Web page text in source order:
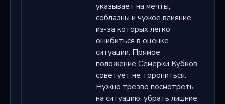
указывает на мечты,
соблазны и чужое влияние,
из-за которых легко
ошибиться в оценке
ситуации. Прямое
положение Семерки Кубков
советует не торопиться.
Нужно трезво посмотреть
на ситуацию, убрать лишние